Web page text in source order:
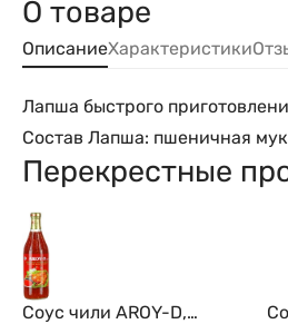
О товаре
ОписаниеХарактеристики
Лапша быстрого
Состав Лапша: пшеничная
Перекрестные
Соус чили AROY-D,